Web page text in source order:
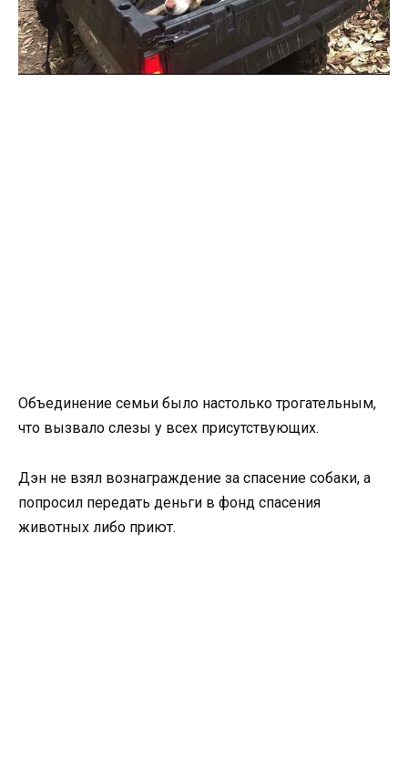
Объединение семьи было настолько трогательным,
что вызвало слезы у всех присутствующих.
Дэн не взял вознаграждение за спасение собаки, а
попросил передать деньги в фонд спасения
животных либо приют.